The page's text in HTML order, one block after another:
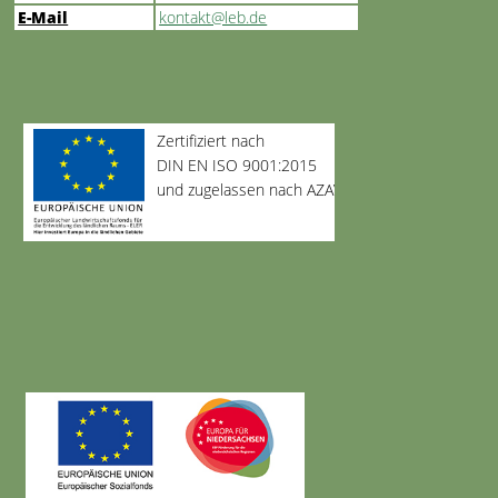
E-Mail
kontakt@leb.de
Zertifiziert nach
DIN EN ISO 9001:2015
und zugelassen nach AZAV